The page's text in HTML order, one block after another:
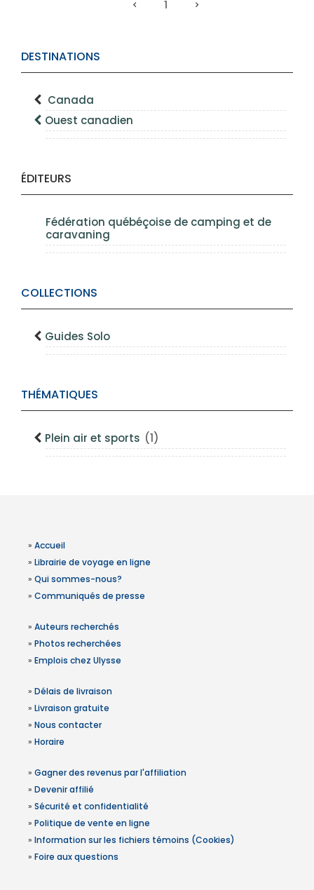
DESTINATIONS
Canada
Ouest canadien
ÉDITEURS
Fédération québéçoise de camping et de
caravaning
COLLECTIONS
Guides Solo
THÉMATIQUES
Plein air et sports (1)
1
» Accueil
» Librairie de voyage en ligne
» Qui sommes-nous?
» Communiqués de presse
» Auteurs recherchés
» Photos recherchées
» Emplois chez Ulysse
» Délais de livraison
» Livraison gratuite
» Nous contacter
» Horaire
» Gagner des revenus par l'affiliation
» Devenir affilié
» Sécurité et confidentialité
» Politique de vente en ligne
» Information sur les fichiers témoins (Cookies)
» Foire aux questions